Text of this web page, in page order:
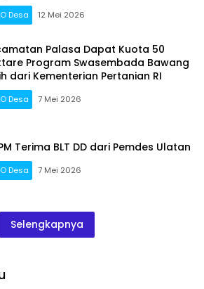
Desa 12 Mei 2026
Palasa Dapat Kuota 50
Program Swasembada Bawang
dari Kementerian Pertanian RI
Desa 7 Mei 2026
Terima BLT DD dari Pemdes Ulatan
Desa 7 Mei 2026
Selengkapnya